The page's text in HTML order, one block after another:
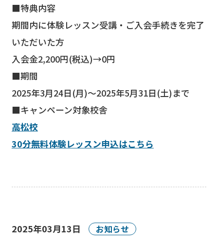
■特典内容
期間内に体験レッスン受講・ご入会手続きを完了
いただいた方
入会金2,200円(税込)→0円
■期間
2025年3月24日(月)～2025年5月31日(土)まで
■キャンペーン対象校舎
高松校
30分無料体験レッスン申込はこちら
2025年03月13日 お知らせ